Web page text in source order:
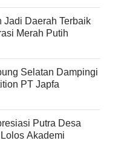
Jadi Daerah Terbaik
Merah Putih
Selatan Dampingi
PT Japfa
Putra Desa
Akademi